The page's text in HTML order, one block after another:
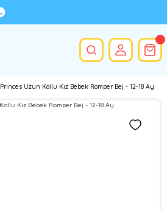
Princes Uzun Kollu Kız Bebek Romper Bej - 12-18 Ay